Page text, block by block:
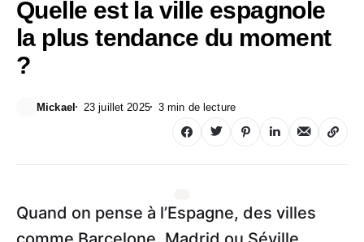
Quelle est la ville espagnole
la plus tendance du moment
?
Mickael 23 juillet 2025 3 min de lecture
Quand on pense à l’Espagne, des villes